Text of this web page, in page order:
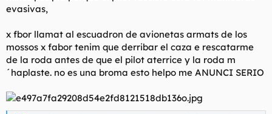
evasivas,
x fbor llamat al escuadron de avionetas armats de los
mossos x fabor tenim que derribar el caza e rescatarme
de la roda antes de que el pilot aterrice y la roda m
´haplaste. no es una broma esto helpo me ANUNCI SERIO